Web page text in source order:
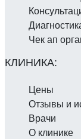
Чек ап
Цены
Отзывы и
Врачи
О клинике